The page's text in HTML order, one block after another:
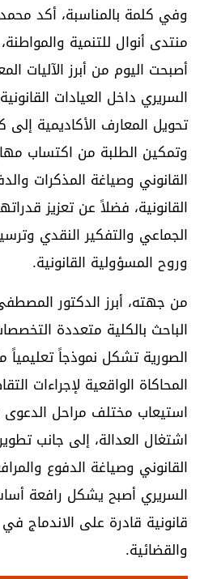
وفي كلمة بالمناسبة، أكد
منتدى أنوال للتنمية
أصبحت اليوم من أبرز الآليات
السريري داخل العيادات
تحويل المعارف الأكاديمية
وتمكين الطلبة من اكتساب
القانوني وصياغة المذكرات
القانونية، فضلاً عن تعزيز
الجماعي والتفكير النقدي
وروح المسؤولية القانونية.
من جهته، أبرز الدكتور
الباحث بالكلية متعددة
الصورية تشكل نموذجاً تعليمياً
المحاكاة الواقعية لإجراءات
استيعاب مختلف مراحل الدعوى
اشتغال العدالة، إلى جانب
القانوني وصياغة الدفوع
السريري أصبح يشكل رافعة
قانونية قادرة على الاندماج
والقضائية.